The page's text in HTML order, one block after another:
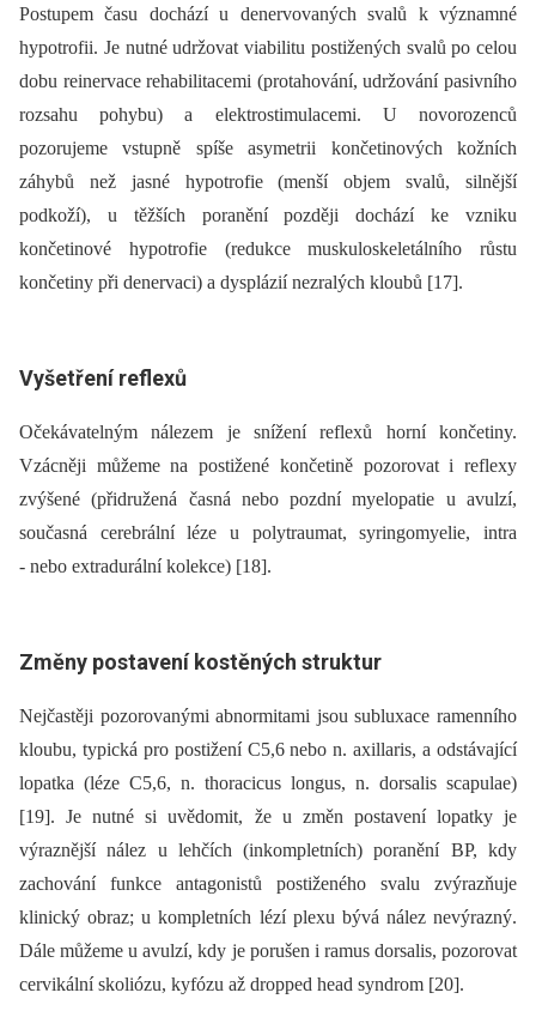
Postupem času dochází u denervovaných svalů k významné
hypotrofii. Je nutné udržovat viabilitu postižených svalů po celou
dobu reinervace rehabilitacemi (protahování, udržování pasivního
rozsahu pohybu) a elektrostimulacemi. U novorozenců
pozorujeme vstupně spíše asymetrii končetinových kožních
záhybů než jasné hypotrofie (menší objem svalů, silnější
podkoží), u těžších poranění později dochází ke vzniku
končetinové hypotrofie (redukce muskuloskeletálního růstu
končetiny při denervaci) a dysplázií nezralých kloubů [17].
Vyšetření reflexů
Očekávatelným nálezem je snížení reflexů horní končetiny.
Vzácněji můžeme na postižené končetině pozorovat i reflexy
zvýšené (přidružená časná nebo pozdní myelopatie u avulzí,
současná cerebrální léze u polytraumat, syringomyelie, intra
-⁠ nebo extradurální kolekce) [18].
Změny postavení kostěných struktur
Nejčastěji pozorovanými abnormitami jsou subluxace ramenního
kloubu, typická pro postižení C5,6 nebo n. axillaris, a odstávající
lopatka (léze C5,6, n. thoracicus longus, n. dorsalis scapulae)
[19]. Je nutné si uvědomit, že u změn postavení lopatky je
výraznější nález u lehčích (inkompletních) poranění BP, kdy
zachování funkce antagonistů postiženého svalu zvýrazňuje
klinický obraz; u kompletních lézí plexu bývá nález nevýrazný.
Dále můžeme u avulzí, kdy je porušen i ramus dorsalis, pozorovat
cervikální skoliózu, kyfózu až dropped head syndrom [20].